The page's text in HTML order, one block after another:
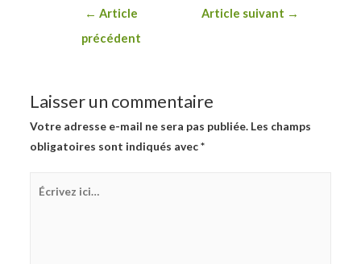
Navigation
l’article
← Article
précédent
Article suivant →
Laisser un commentaire
Votre adresse e-mail ne sera pas publiée. Les champs
obligatoires sont indiqués avec*